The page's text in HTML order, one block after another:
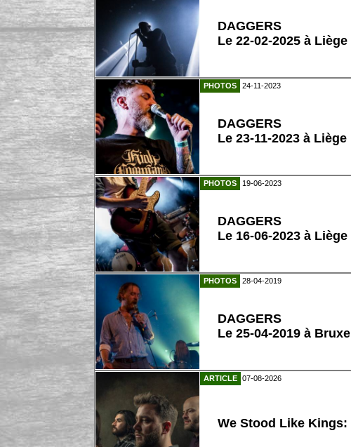
DAGGERS
Le 22-02-2025 à Liège
PHOTOS 24-11-2023
DAGGERS
Le 23-11-2023 à Liège
PHOTOS 19-06-2023
DAGGERS
Le 16-06-2023 à Liège
PHOTOS 28-04-2019
DAGGERS
Le 25-04-2019 à
ARTICLE 07-08-2026
We Stood Like